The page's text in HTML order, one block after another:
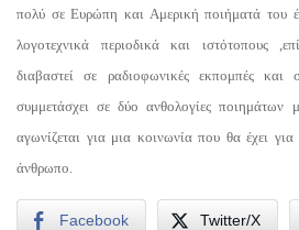
πολύ σε Ευρώπη και Αμερική ποιήματά του
λογοτεχνικά περιοδικά και ιστότοπους
διαβαστεί σε ραδιοφωνικές εκπομπές και
συμμετάσχει σε δύο ανθολογίες
αγωνίζεται για μια κοινωνία που θα έχει
άνθρωπο.
Facebook Twitter/X